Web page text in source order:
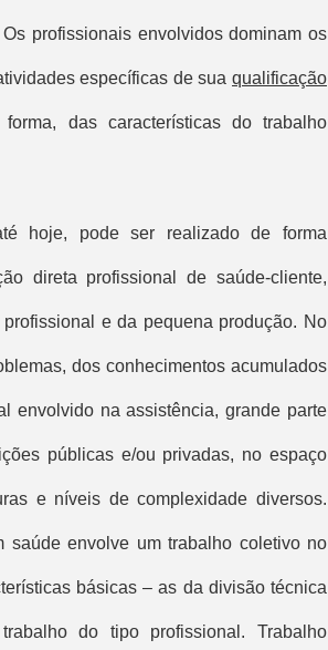
profissionais envolvidos dominam os
específicas de sua qualificação
das características do trabalho
hoje, pode ser realizado de forma
direta profissional de saúde-cliente,
e da pequena produção. No
dos conhecimentos acumulados
envolvido na assistência, grande parte
públicas e/ou privadas, no espaço
e níveis de complexidade diversos.
saúde envolve um trabalho coletivo no
básicas – as da divisão técnica
do tipo profissional. Trabalho